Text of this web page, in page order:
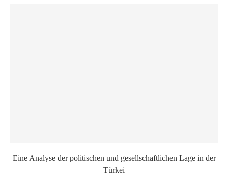
Eine Analyse der politischen und gesellschaftlichen Lage in der
Türkei